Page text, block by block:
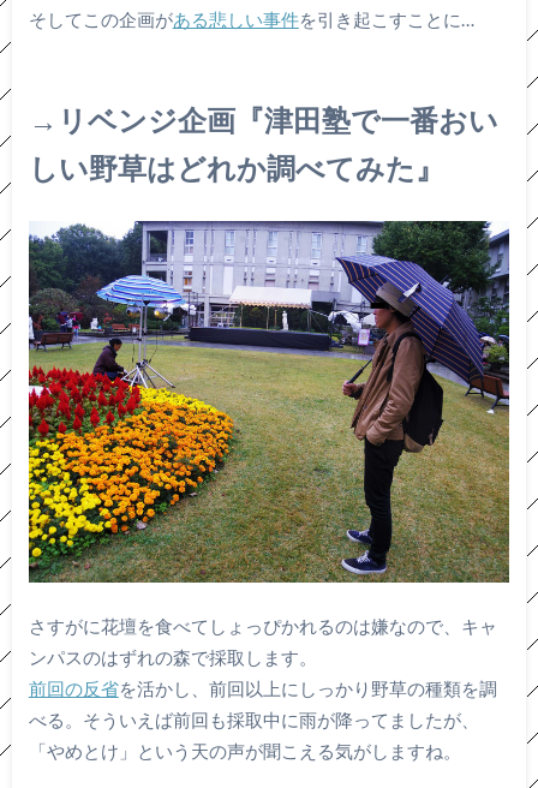
そしてこの企画がある悲しい事件を引き起こすことに…
→リベンジ企画『津田塾で一番おい
しい野草はどれか調べてみた』
さすがに花壇を食べてしょっぴかれるのは嫌なので、キャ
ンパスのはずれの森で採取します。
前回の反省を活かし、前回以上にしっかり野草の種類を調
べる。そういえば前回も採取中に雨が降ってましたが、
「やめとけ」という天の声が聞こえる気がしますね。